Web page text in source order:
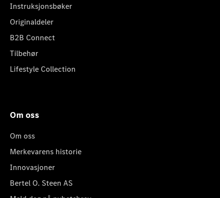
Instruksjonsbøker
Originaldeler
B2B Connect
Tilbehør
Lifestyle Collection
Om oss
Om oss
Merkevarens historie
Innovasjoner
Bertel O. Steen AS